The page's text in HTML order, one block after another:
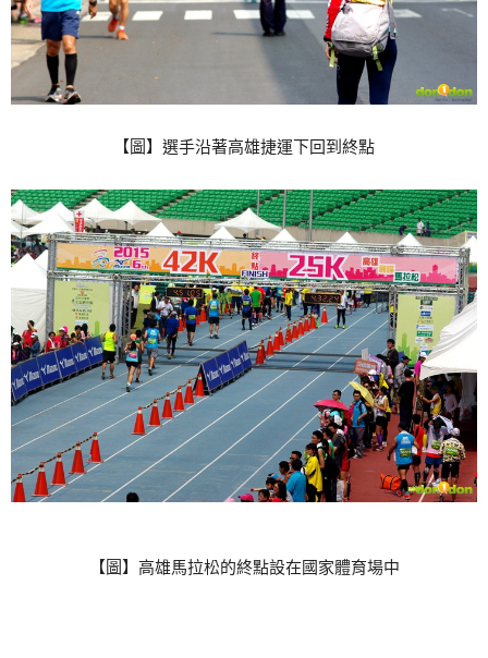
【圖】選手沿著高雄捷運下回到終點
【圖】高雄馬拉松的終點設在國家體育場中